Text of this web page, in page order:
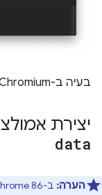
בעיה ב-Chromium: ‏
יצירת
data
הערה: ב-Chrome 86, התכונה הזו זמינה מאחורי התכונה הניסיונית